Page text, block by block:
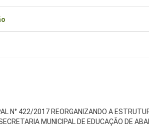
N° 422/2017 REORGANIZANDO A
MUNICIPAL DE EDUCAÇÃO DE